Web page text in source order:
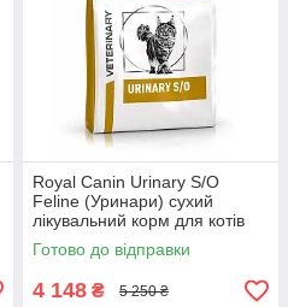
Royal Canin Urinary S/O
Feline (Уринари) сухий
лікувальний корм для котів
при лікуванні сечокам'яної
хвороби, 9 КГ
Готово до відправки
4 148 ₴ 5 250 ₴